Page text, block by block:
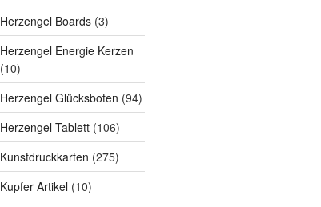
Herzengel Boards (3)
Herzengel Energie Kerzen
(10)
Herzengel Glücksboten (94)
Herzengel Tablett (106)
Kunstdruckkarten (275)
Kupfer Artikel (10)